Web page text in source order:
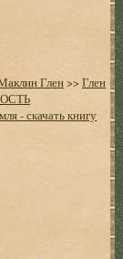
Глен>>Глен
- скачать книгу